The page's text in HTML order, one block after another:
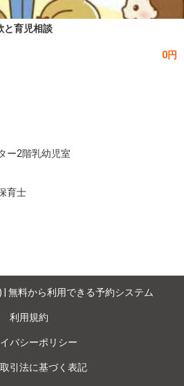
と育児相談
0円
ー2階乳幼児室
育士
無料から利用できる予約システム
利用規約
バシーポリシー
引法に基づく表記